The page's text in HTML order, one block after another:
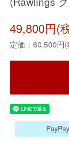
49,800円(
定価：60,500円(